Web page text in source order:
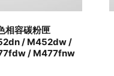
相容碳粉匣
/ M452dw /
/ M477fnw